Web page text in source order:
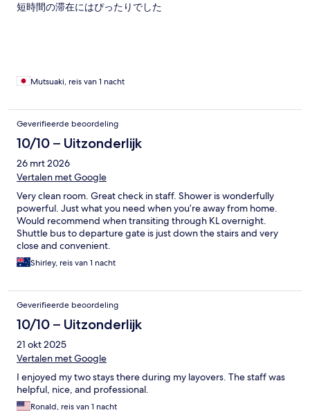
短時間の滞在にはぴったりでした
Mutsuaki, reis van 1 nacht
Geverifieerde beoordeling
10/10 – Uitzonderlijk
26 mrt 2026
Vertalen met Google
Very clean room. Great check in staff. Shower is wonderfully
powerful. Just what you need when you’re away from home.
Would recommend when transiting through KL overnight.
Shuttle bus to departure gate is just down the stairs and very
close and convenient.
Shirley, reis van 1 nacht
Geverifieerde beoordeling
10/10 – Uitzonderlijk
21 okt 2025
Vertalen met Google
I enjoyed my two stays there during my layovers. The staff was
helpful, nice, and professional.
Ronald, reis van 1 nacht